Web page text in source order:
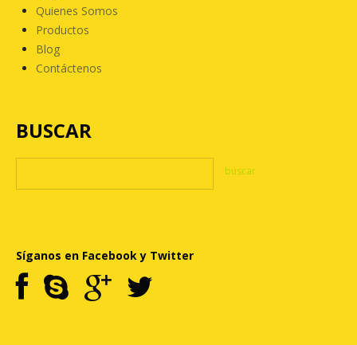
Quienes Somos
Productos
Blog
Contáctenos
BUSCAR
Síganos en Facebook y Twitter